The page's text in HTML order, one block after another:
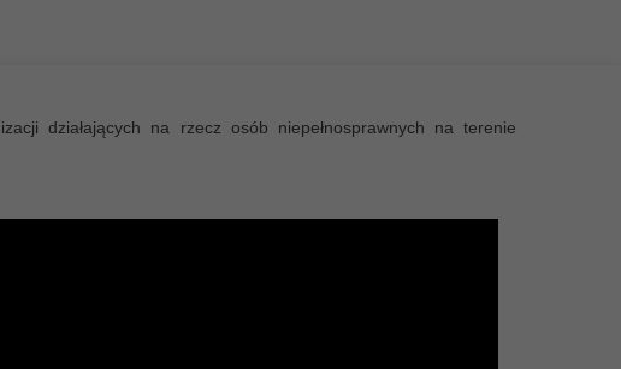
działających na rzecz osób niepełnosprawnych na terenie